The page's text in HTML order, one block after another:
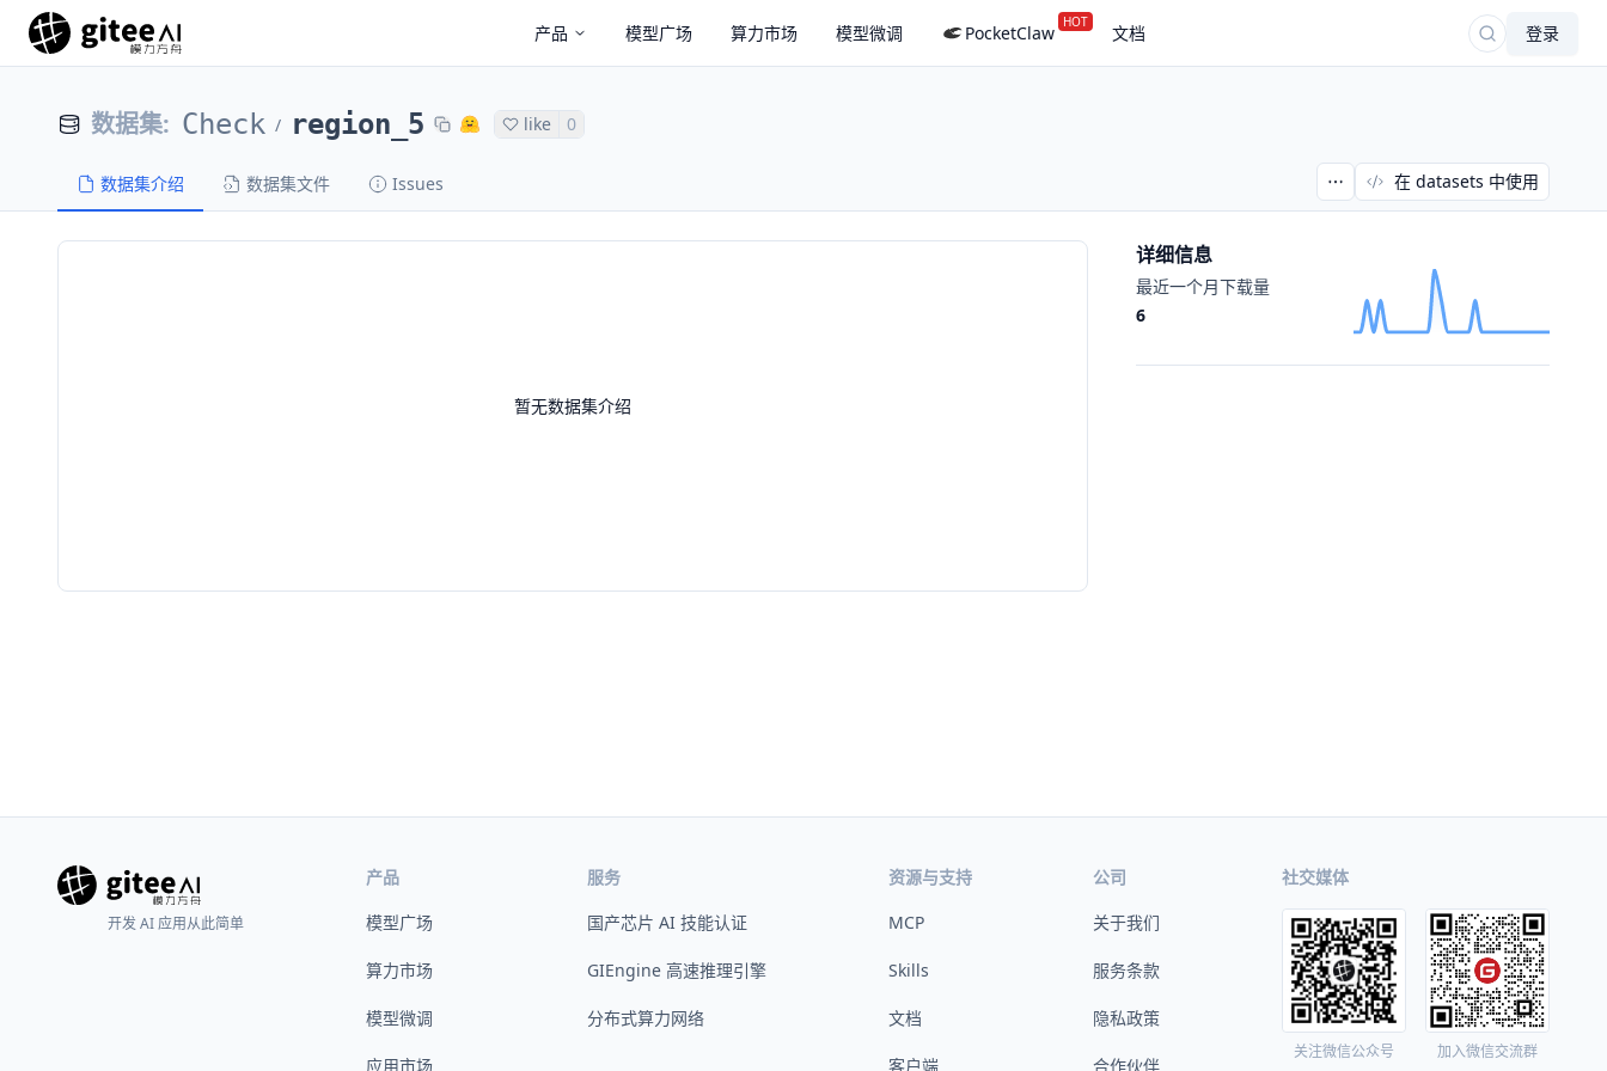
产品 模型广场 算力市场 模型微调 PocketClaw HOT 文档 登录
数据集: Check / region_5 like 0
数据集介绍 数据集文件 Issues 在 datasets 中使用
暂无数据集介绍
详细信息
最近一个月下载量
6
开发 AI 应用从此简单
产品
模型广场
算力市场
模型微调
应用市场
服务
国产芯片 AI 技能认证
GIEngine 高速推理引擎
分布式算力网络
资源与支持
MCP
Skills
文档
客户端
公司
关于我们
服务条款
隐私政策
合作伙伴
社交媒体
关注微信公众号 加入微信交流群